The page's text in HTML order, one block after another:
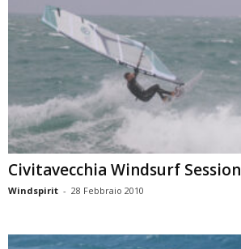
Civitavecchia Windsurf Session
Windspirit - 28 Febbraio 2010